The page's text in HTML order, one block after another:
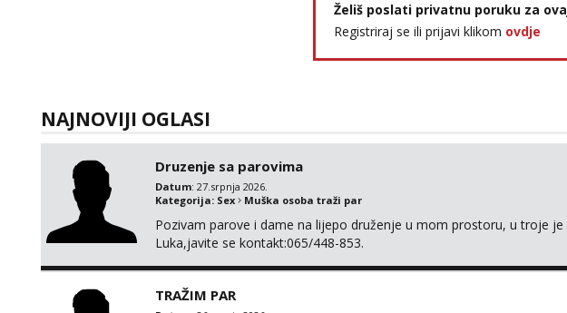
Želiš poslati privatnu poruku za
Registriraj se ili prijavi klikom ovdje
NAJNOVIJI OGLASI
Druzenje sa parovima
Datum: 27.srpnja 2026.
Kategorija: Sex Muška osoba traži par
Pozivam parove i dame na lijepo druženje u mom prostoru, u troje je
Luka,javite se kontakt:065/448-853.
TRAŽIM PAR